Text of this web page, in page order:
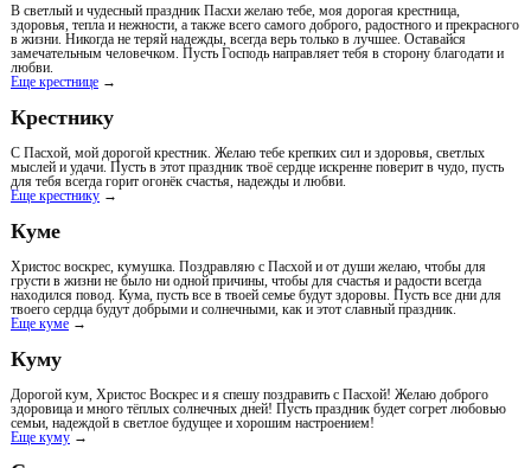
В светлый и чудесный праздник Пасхи желаю тебе, моя дорогая крестница,
здоровья, тепла и нежности, а также всего самого доброго, радостного и прекрасного
в жизни. Никогда не теряй надежды, всегда верь только в лучшее. Оставайся
замечательным человечком. Пусть Господь направляет тебя в сторону благодати и
любви.
Еще крестнице →
Крестнику
С Пасхой, мой дорогой крестник. Желаю тебе крепких сил и здоровья, светлых
мыслей и удачи. Пусть в этот праздник твоё сердце искренне поверит в чудо, пусть
для тебя всегда горит огонёк счастья, надежды и любви.
Еще крестнику →
Куме
Христос воскрес, кумушка. Поздравляю с Пасхой и от души желаю, чтобы для
грусти в жизни не было ни одной причины, чтобы для счастья и радости всегда
находился повод. Кума, пусть все в твоей семье будут здоровы. Пусть все дни для
твоего сердца будут добрыми и солнечными, как и этот славный праздник.
Еще куме →
Куму
Дорогой кум, Христос Воскрес и я спешу поздравить с Пасхой! Желаю доброго
здоровица и много тёплых солнечных дней! Пусть праздник будет согрет любовью
семьи, надеждой в светлое будущее и хорошим настроением!
Еще куму→